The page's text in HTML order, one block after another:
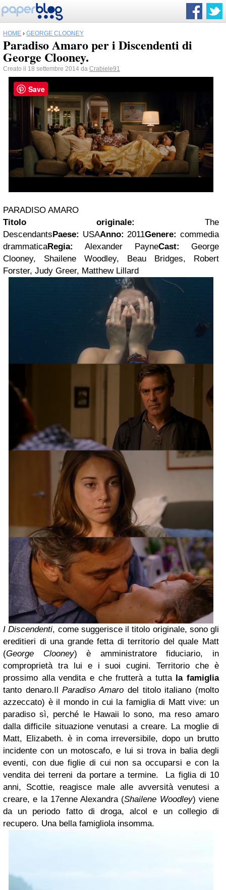
HOME › GEORGE CLOONEY
Paradiso Amaro per i Discendenti di
George Clooney.
Creato il 18 settembre 2014 da Crabiele91
PARADISO AMARO
Titolo originale:
The
DescendantsPaese: USAAnno: 2011Genere: commedia
drammaticaRegia: Alexander PayneCast: George
Clooney, Shailene Woodley, Beau Bridges, Robert
Forster, Judy Greer, Matthew Lillard
I Discendenti, come suggerisce il titolo originale, sono gli
ereditieri di una grande fetta di territorio del quale Matt
(George Clooney) è amministratore fiduciario, in
comproprietà tra lui e i suoi cugini. Territorio che è
prossimo alla vendita e che frutterà a tutta la famiglia
tanto denaro.IlParadiso Amaro del titolo italiano (molto
azzeccato) è il mondo in cui la famiglia di Matt vive: un
paradiso sì, perché le Hawaii lo sono, ma reso amaro
dalla difficile situazione venutasi a creare. La moglie di
Matt, Elizabeth. è in coma irreversibile, dopo un brutto
incidente con un motoscafo, e lui si trova in balia degli
eventi, con due figlie di cui non sa occuparsi e con la
vendita dei terreni da portare a termine. La figlia di 10
anni, Scottie, reagisce male alle avversità venutesi a
creare, e la 17enne Alexandra (Shailene Woodley) viene
da un periodo fatto di droga, alcol e un collegio di
recupero. Una bella famigliola insomma.
Save